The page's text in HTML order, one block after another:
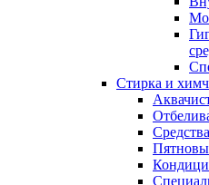
Стирка и